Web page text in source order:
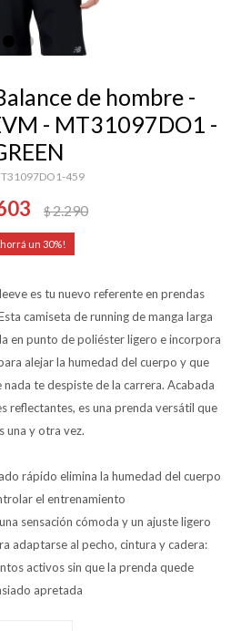
de hombre -
- MT31097DO1 -
459
$2.290
30
es tu nuevo referente en prendas
camiseta de running de manga larga
en punto de poliéster ligero e incorpora
alejar la humedad del cuerpo y que
te despiste de la carrera. Acabada
reflectantes, es una prenda versátil que
una y otra vez.
rápido elimina la humedad del cuerpo
el entrenamiento
sensación cómoda y un ajuste ligero
adaptarse al pecho, cintura y cadera:
activos sin que la prenda quede
apretada